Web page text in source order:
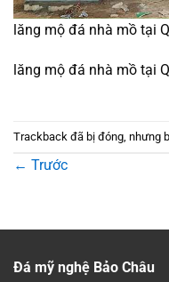
lăng mộ đá nhà mồ tại
lăng mộ đá nhà mồ tại
Trackback đã bị đóng, nhưng
← Trước
Đá mỹ nghệ Bảo Châu